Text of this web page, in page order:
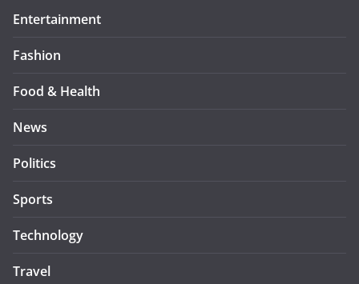
Entertainment
Fashion
Food & Health
News
Politics
Sports
Technology
Travel